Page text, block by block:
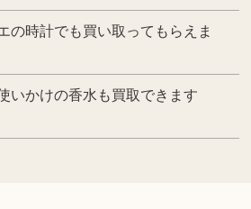
の時計でも買い取ってもらえま
いかけの香水も買取できます